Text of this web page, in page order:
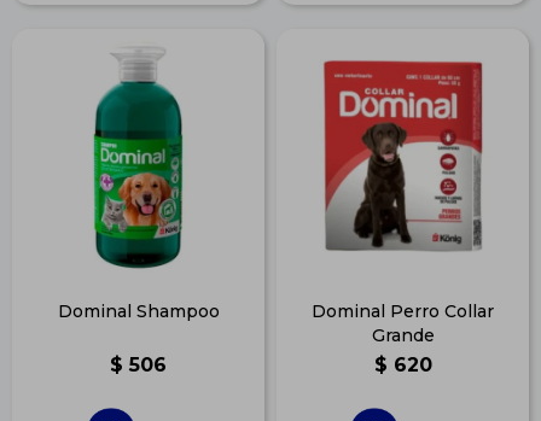
Dominal Shampoo
$ 506
Dominal Perro Collar
Grande
$ 620